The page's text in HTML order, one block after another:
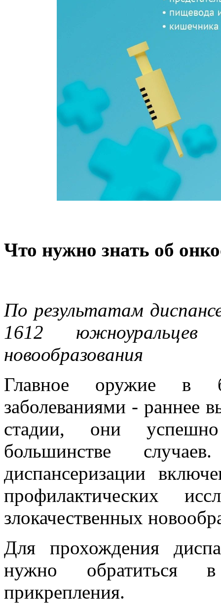
Что нужно знать об
По результатам
1612 южноуральцев
новообразования
Главное оружие в
заболеваниями - раннее
стадии, они
большинстве
диспансеризации
профилактических
злокачественных
Для прохождения
нужно обратиться
прикрепления.